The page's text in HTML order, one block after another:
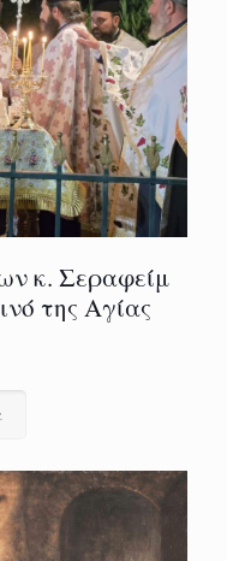
κ. Σεραφείμ
της Αγίας